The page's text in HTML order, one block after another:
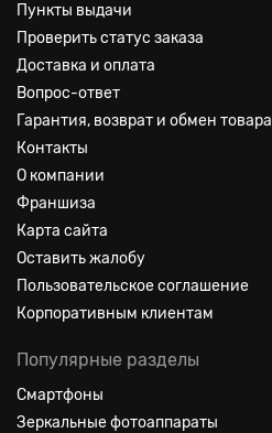
Пункты выдачи
Проверить статус заказа
Доставка и оплата
Вопрос-ответ
Гарантия, возврат и обмен товара
Контакты
О компании
Франшиза
Карта сайта
Оставить жалобу
Пользовательское соглашение
Корпоративным клиентам
Популярные разделы
Смартфоны
Зеркальные фотоаппараты